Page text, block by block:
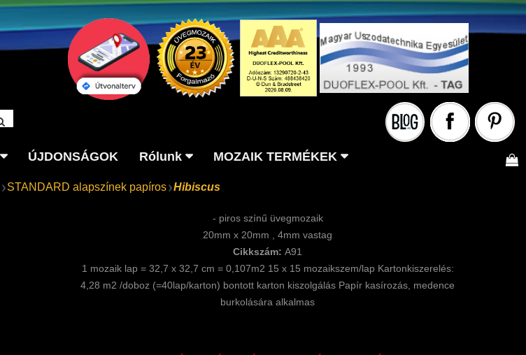
ÚJDONSÁGOK Rólunk MOZAIK TERMÉKEK
STANDARD alapszínek papíros Hibiscus
- piros színű üvegmozaik
20mm x 20mm , 4mm vastag
Cikkszám: A91
1 mozaik lap = 32,7 x 32,7 cm = 0,107m2 15 x 15 mozaikszem/lap Kartonkiszerelés:
4,28 m2 /doboz (=40lap/karton) bontott karton kiszolgálás Papír kasírozás, medence
burkolására alkalmas